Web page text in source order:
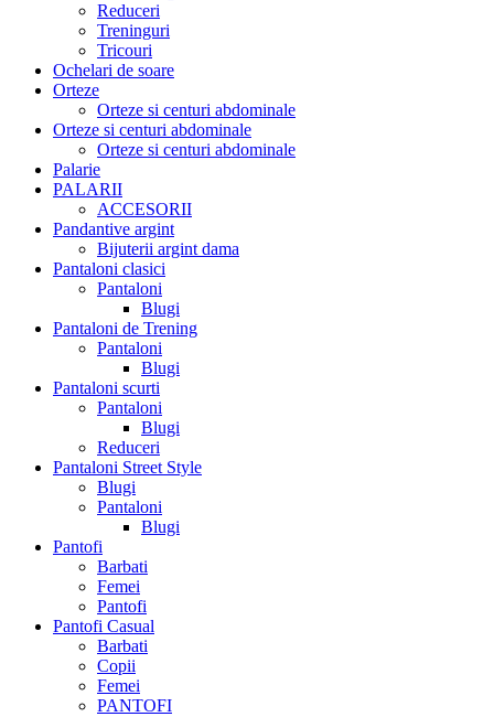
Reduceri
Treninguri
Tricouri
Ochelari de soare
Orteze
Orteze si centuri abdominale
Orteze si centuri abdominale
Orteze si centuri abdominale
Palarie
PALARII
ACCESORII
Pandantive argint
Bijuterii argint dama
Pantaloni clasici
Pantaloni
Blugi
Pantaloni de Trening
Pantaloni
Blugi
Pantaloni scurti
Pantaloni
Blugi
Reduceri
Pantaloni Street Style
Blugi
Pantaloni
Blugi
Pantofi
Barbati
Femei
Pantofi
Pantofi Casual
Barbati
Copii
Femei
PANTOFI